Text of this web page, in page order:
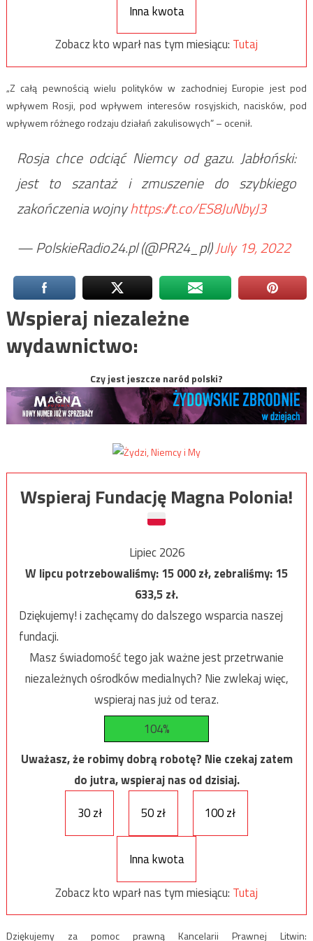
Inna kwota
Zobacz kto wparł nas tym miesiącu: Tutaj
„Z całą pewnością wielu polityków w zachodniej Europie jest pod
wpływem Rosji, pod wpływem interesów rosyjskich, nacisków, pod
wpływem różnego rodzaju działań zakulisowych” – ocenił.
Rosja chce odciąć Niemcy od gazu. Jabłoński:
jest to szantaż i zmuszenie do szybkiego
zakończenia wojnyhttps://t.co/ES8JuNbyJ3
— PolskieRadio24.pl (@PR24_pl)July 19, 2022
Wspieraj niezależne
wydawnictwo:
Czy jest jeszcze naród polski?
Wspieraj Fundację Magna Polonia!
Lipiec 2026
W lipcu potrzebowaliśmy:15 000zł, zebraliśmy:15
633,5zł.
Dziękujemy! i zachęcamy do dalszego wsparcia naszej
fundacji.
Masz świadomość tego jak ważne jest przetrwanie
niezależnych ośrodków medialnych? Nie zwlekaj więc,
wspieraj nas już od teraz.
104%
Uważasz, że robimy dobrą robotę? Nie czekaj zatem
do jutra, wspieraj nas od dzisiaj.
30 zł
50 zł 100 zł
Inna kwota
Zobacz kto wparł nas tym miesiącu: Tutaj
Dziękujemy za pomoc prawną Kancelarii Prawnej Litwin: